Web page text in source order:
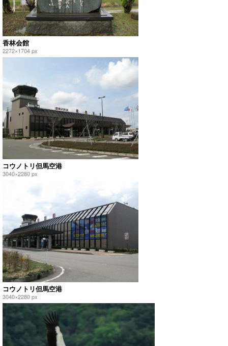
香林会館
2272×1704 px
コウノトリ但馬空港
3040×2280 px
コウノトリ但馬空港
3040×2280 px